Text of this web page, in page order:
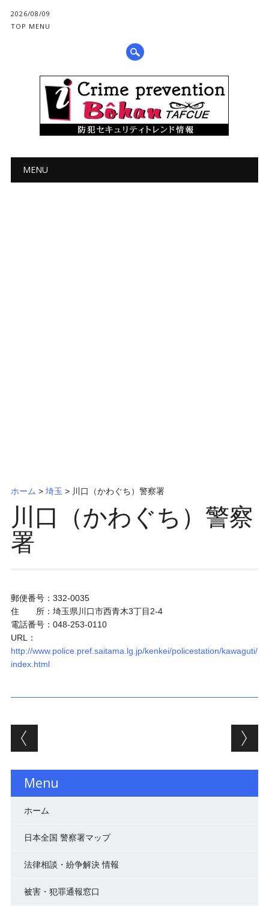
2026/08/09
TOP MENU
メインメニュー
MENU
ホーム > 埼玉 > 川口（かわぐち）警察署
川口（かわぐち）警察
署
郵便番号：332-0035
住 所：埼玉県川口市西青木3丁目2-4
電話番号：048-253-0110
URL：
http://www.police.pref.saitama.lg.jp/kenkei/policestation/kawaguti/
index.html
投稿ナビゲーション
Menu
ホーム
日本全国 警察署マップ
法律相談・紛争解決 情報
被害・犯罪通報窓口